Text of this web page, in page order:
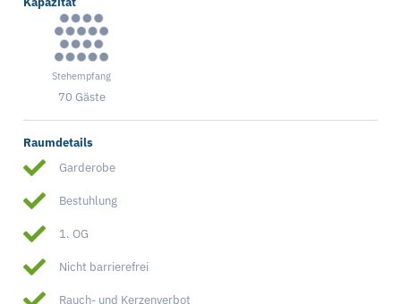
Stehempfang
70 Gäste
Raumdetails
Garderobe
Bestuhlung
1. OG
Nicht barrierefrei
Rauch- und Kerzenverbot